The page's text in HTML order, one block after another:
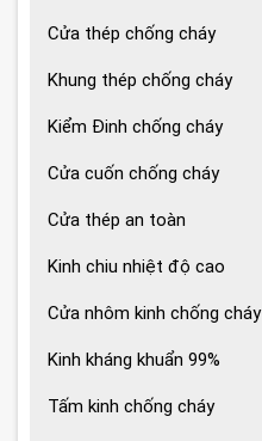
Cửa thép chống cháy
Khung thép chống cháy
Kiểm Đinh chống cháy
Cửa cuốn chống cháy
Cửa thép an toàn
Kinh chiu nhiệt độ cao
Cửa nhôm kinh chống cháy
Kinh kháng khuẩn 99%
Tấm kinh chống cháy